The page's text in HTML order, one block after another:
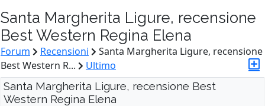
Santa Margherita Ligure, recensione
Best Western Regina Elena
Forum Recensioni
Santa Margherita Ligure, recensione
Best Western R...
Ultimo
Santa Margherita Ligure, recensione Best
Western Regina Elena